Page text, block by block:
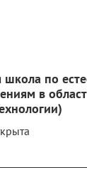
школа по
в